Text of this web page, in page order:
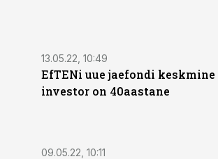
13.05.22, 10:49
EfTENi uue jaefondi keskmine
investor on 40aastane
09.05.22, 10:11